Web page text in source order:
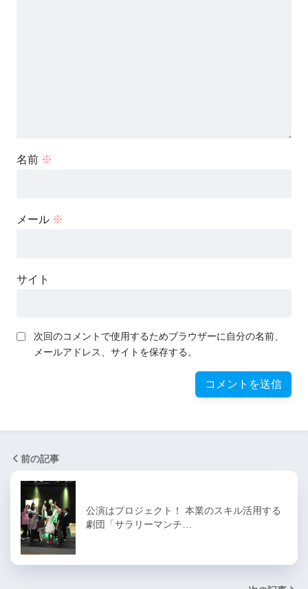
名前 ※
メール ※
サイト
次回のコメントで使用するためブラウザーに自分の名前、
メールアドレス、サイトを保存する。
前の記事
公演はプロジェクト！ 本業のスキル活用する
劇団「サラリーマンチ…